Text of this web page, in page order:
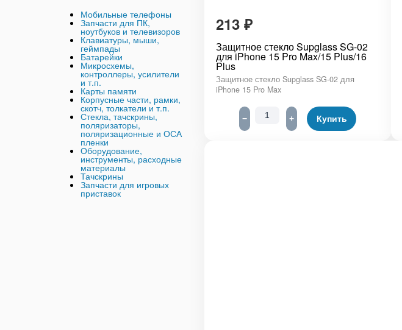
Мобильные телефоны
Запчасти для ПК,
ноутбуков и телевизоров
Клавиатуры, мыши,
геймпады
Батарейки
Микросхемы,
контроллеры, усилители
и т.п.
Карты памяти
Корпусные части, рамки,
скотч, толкатели и т.п.
Стекла, тачскрины,
поляризаторы,
поляризационные и ОСА
пленки
Оборудование,
инструменты, расходные
материалы
Тачскрины
Запчасти для игровых
приставок
213 ₽
Защитное стекло Supglass SG-02
для iPhone 15 Pro Max/15 Plus/16
Plus
Защитное стекло Supglass SG-02 для
iPhone 15 Pro Max
− + Купить